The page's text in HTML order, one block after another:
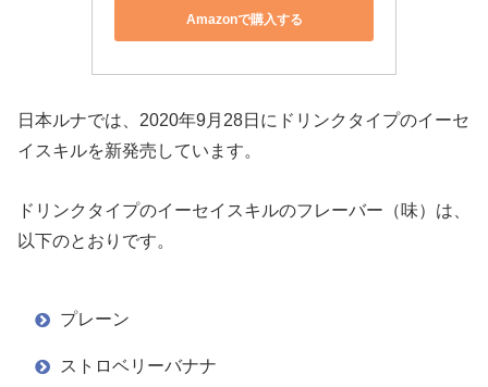
Amazonで購入する
日本ルナでは、2020年9月28日にドリンクタイプのイーセ
イスキルを新発売しています。
ドリンクタイプのイーセイスキルのフレーバー（味）は、
以下のとおりです。
プレーン
ストロベリーバナナ